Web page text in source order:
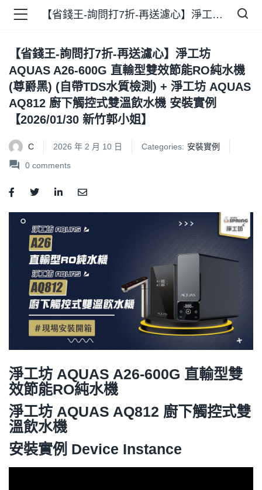
)
)
)
【省錢王-詢問打7折-再送濾心】淨工坊 AQUAS A26-600G 直輸型雙效節能RO純水機 (尊爵黑) (自帶TDS水質檢測) + 淨工坊 AQUAS AQ812 廚下觸控式雙溫飲水機 安裝實例【2026/01/30 新竹郭小姐】
【省錢王-詢問打7折-再送濾心】淨工坊
AQUAS A26-600G 直輸型雙效節能RO純水機
(尊爵黑) (自帶TDS水質檢測) + 淨工坊 AQUAS
AQ812 廚下觸控式雙溫飲水機 安裝實例
【2026/01/30 新竹郭小姐】
C 2026 年 2 月 10 日 Categories: 安裝實例
0 comments
淨工坊 AQUAS A26-600G 直輸型雙
效節能RO純水機
淨工坊 AQUAS AQ812 廚下觸控式雙
溫飲水機
安裝實例 Device Instance